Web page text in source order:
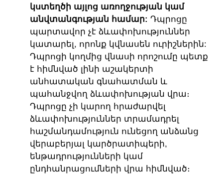
կստեղծի այլոց առողջության կամ
անվտանգության համար: Դպրոցը
պարտավոր չէ ձևափոխություններ
կատարել, որոնք կվնասեն ուրիշներին:
Դպրոցի կողմից վնասի որոշումը պետք
է հիմնված լինի աշակերտի
անհատական ​​գնահատման և
պահանջվող ձևափոխության վրա։
Դպրոցը չի կարող հրաժարվել
ձևափոխություններ տրամադրել
հաշմանդամություն ունեցող անձանց
վերաբերյալ կարծրատիպերի,
ենթադրությունների կամ
ընդհանրացումների վրա հիմնված։